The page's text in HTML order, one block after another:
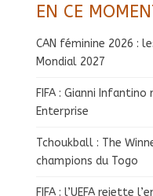
EN CE
CAN féminine 2026 :
Mondial 2027
FIFA : Gianni
Enterprise
Tchoukball : The
champions du Togo
FIFA : l’UEFA rejette